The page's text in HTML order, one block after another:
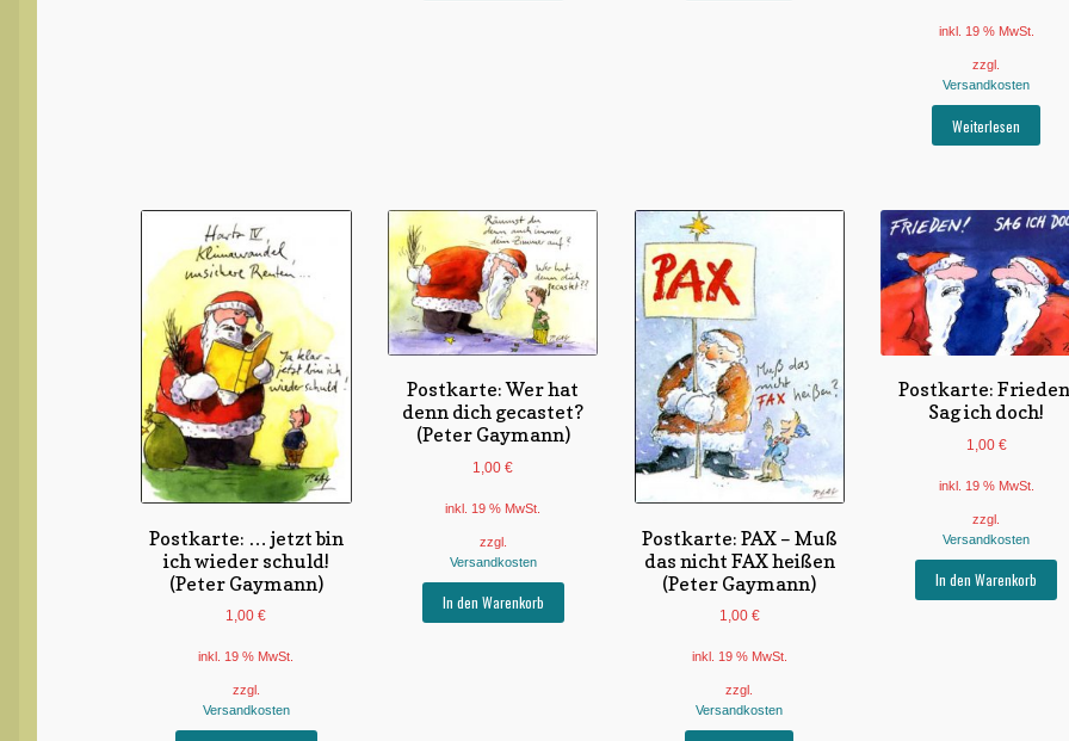
inkl. 19 % MwSt.
zzgl.
Versandkosten
Weiterlesen
Postkarte: … jetzt bin
ich wieder schuld!
(Peter Gaymann)
1,00€
inkl. 19 % MwSt.
zzgl.
Versandkosten
Postkarte: Wer hat
denn dich gecastet?
(Peter Gaymann)
1,00€
inkl. 19 % MwSt.
zzgl.
Versandkosten
In den Warenkorb
Postkarte: PAX – Muß
das nicht FAX heißen
(Peter Gaymann)
1,00 €
inkl. 19 % MwSt.
zzgl.
Versandkosten
Postkarte:
Sag ich doch!
1,00 €
inkl. 19 % MwSt.
zzgl.
Versandkosten
In den Warenkorb